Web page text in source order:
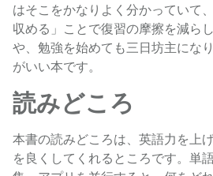
はそこをかなりよく分かっていて
収める」ことで復習の摩擦を減ら
や、勉強を始めても三日坊主にな
がいい本です。
読みどころ
本書の読みどころは、英語力を上
を良くしてくれるところです。単